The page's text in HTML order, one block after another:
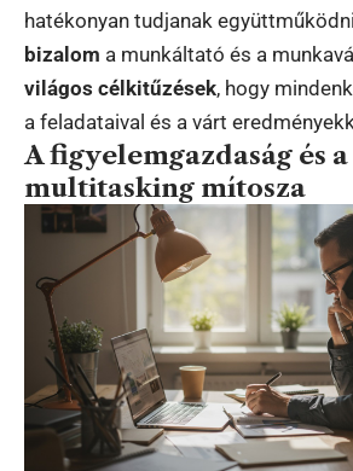
hatékonyan tudjanak
bizalom a munkáltató és a
világos célkitűzések, hogy
a feladataival és a várt
A figyelemgazdaság és a
multitasking mítosza